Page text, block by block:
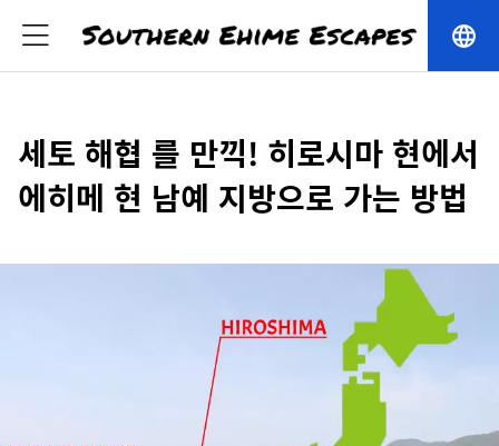
language
세토 해협 를 만끽! 히로시마 현에서
에히메 현 남예 지방으로 가는 방법